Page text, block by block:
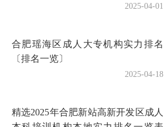
2025-04-01
合肥瑶海区成人大专机构实力排名
〔排名一览〕
2025-04-18
精选2025年合肥新站高新开发区成人